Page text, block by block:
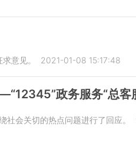
意见。 2021-01-08 15:17:48
政务服务“总客
会关切的热点问题进行了回应。